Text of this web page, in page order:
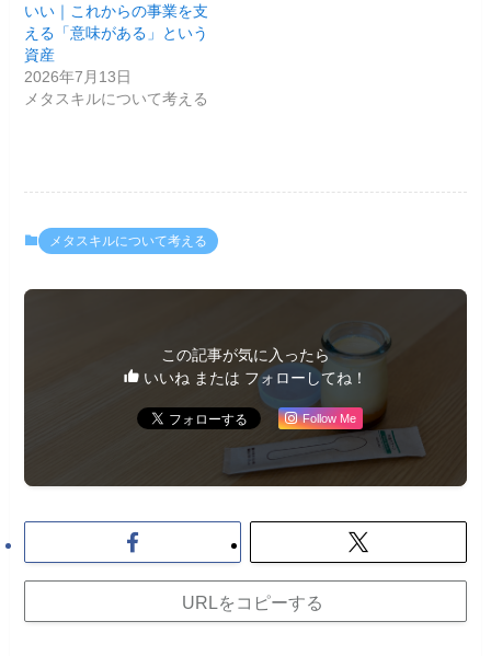
いい｜これからの事業を支
える「意味がある」という
資産
2026年7月13日
メタスキルについて考える
メタスキルについて考える
この記事が気に入ったら
いいね または フォローしてね！
Follow Me
URLをコピーする